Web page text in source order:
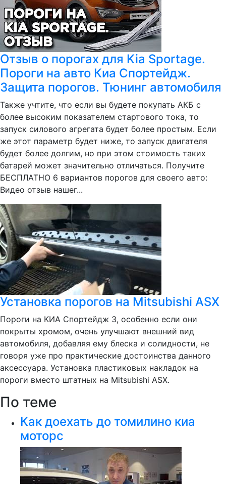
Отзыв о порогах для Kia Sportage.
Пороги на авто Киа Спортейдж.
Защита порогов. Тюнинг автомобиля
Также учтите, что если вы будете покупать АКБ с
более высоким показателем стартового тока, то
запуск силового агрегата будет более простым. Если
же этот параметр будет ниже, то запуск двигателя
будет более долгим, но при этом стоимость таких
батарей может значительно отличаться. Получите
БЕСПЛАТНО 6 вариантов порогов для своего авто:
Видео отзыв нашег...
Установка порогов на Mitsubishi ASX
Пороги на КИА Спортейдж 3, особенно если они
покрыты хромом, очень улучшают внешний вид
автомобиля, добавляя ему блеска и солидности, не
говоря уже про практические достоинства данного
аксессуара. Установка пластиковых накладок на
пороги вместо штатных на Mitsubishi ASX.
По теме
Как доехать до томилино киа
моторс